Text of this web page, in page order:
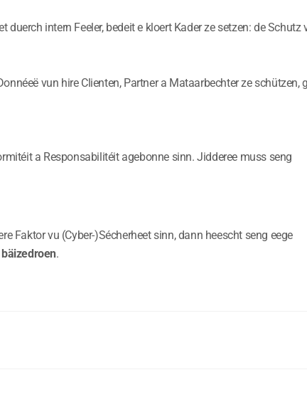
duerch intern Feeler, bedeit e kloert Kader ze setzen: de Schutz
vun hire Clienten, Partner a Mataarbechter ze schützen,
a Responsabilitéit agebonne sinn. Jidderee muss seng
Faktor vu (Cyber-)Sécherheet sinn, dann heescht seng eege
.